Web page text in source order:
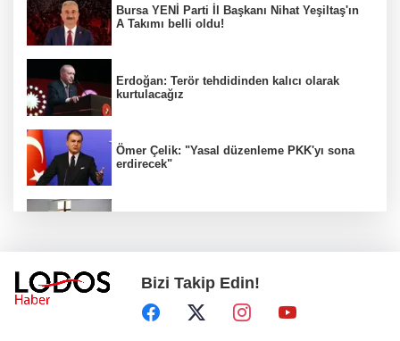
Bursa YENİ Parti İl Başkanı Nihat Yeşiltaş'ın
A Takımı belli oldu!
Erdoğan: Terör tehdidinden kalıcı olarak
kurtulacağız
Ömer Çelik: "Yasal düzenleme PKK'yı sona
erdirecek"
Bursa Festivali’nde 'Cimri' rüzgarı: Tam not
Bizi Takip Edin!